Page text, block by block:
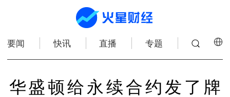
要闻 快讯 直播 专题
华盛顿给永续合约发了牌